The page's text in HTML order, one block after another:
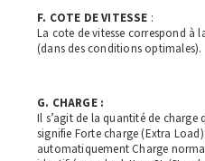
F. COTE DE VITESSE :
La cote de vitesse correspond à
(dans des conditions optimales).
G. CHARGE :
Il s’agit de la quantité de charge
signifie Forte charge (Extra
automatiquement Charge